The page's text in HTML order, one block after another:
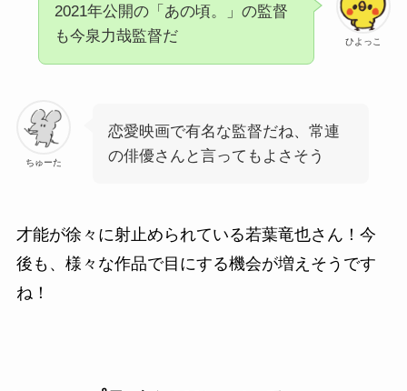
ひよっこ
2021年公開の「あの頃。」の監督
も今泉力哉監督だ
ちゅーた
恋愛映画で有名な監督だね、常連
の俳優さんと言ってもよさそう
才能が徐々に射止められている若葉竜也さん！今
後も、様々な作品で目にする機会が増えそうです
ね！